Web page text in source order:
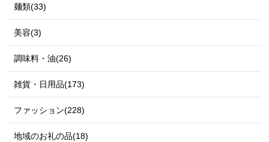
麺類(33)
美容(3)
調味料・油(26)
雑貨・日用品(173)
ファッション(228)
地域のお礼の品(18)